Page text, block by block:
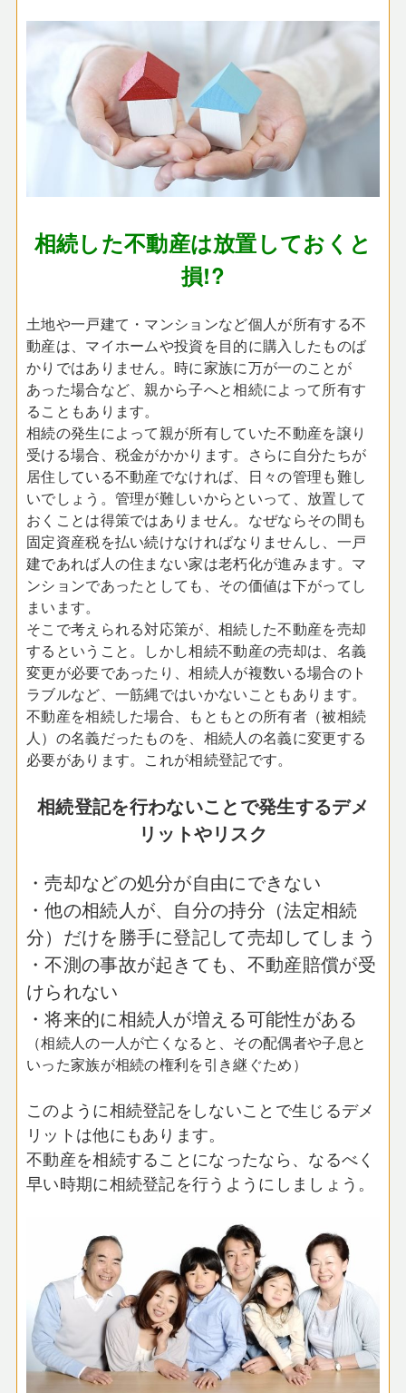
相続した不動産は放置しておくと
損!?
土地や一戸建て・マンションなど個人が所有する不
動産は、マイホームや投資を目的に購入したものば
かりではありません。時に家族に万が一のことが
あった場合など、親から子へと相続によって所有す
ることもあります。
相続の発生によって親が所有していた不動産を譲り
受ける場合、税金がかかります。さらに自分たちが
居住している不動産でなければ、日々の管理も難し
いでしょう。管理が難しいからといって、放置して
おくことは得策ではありません。なぜならその間も
固定資産税を払い続けなければなりませんし、一戸
建であれば人の住まない家は老朽化が進みます。マ
ンションであったとしても、その価値は下がってし
まいます。
そこで考えられる対応策が、相続した不動産を売却
するということ。しかし相続不動産の売却は、名義
変更が必要であったり、相続人が複数いる場合のト
ラブルなど、一筋縄ではいかないこともあります。
不動産を相続した場合、もともとの所有者（被相続
人）の名義だったものを、相続人の名義に変更する
必要があります。これが相続登記です。
相続登記を行わないことで発生するデメ
リットやリスク
・売却などの処分が自由にできない
・他の相続人が、自分の持分（法定相続
分）だけを勝手に登記して売却してしまう
・不測の事故が起きても、不動産賠償が受
けられない
・将来的に相続人が増える可能性がある
（相続人の一人が亡くなると、その配偶者や子息と
いった家族が相続の権利を引き継ぐため）
このように相続登記をしないことで生じるデメ
リットは他にもあります。
不動産を相続することになったなら、なるべく
早い時期に相続登記を行うようにしましょう。